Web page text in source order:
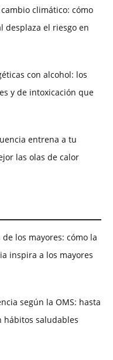
climático: cómo
desplaza el riesgo en
con alcohol: los
y de intoxicación que
entrena a tu
las olas de calor
los mayores: cómo la
inspira a los mayores
según la OMS: hasta
hábitos saludables